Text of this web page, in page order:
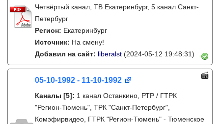
Четвёртый канал, ТВ Екатеринбург, 5 канал Санкт-
Петербург
Регион: Екатеринбург
Источник: На смену!
Добавил на сайт: liberalst (2024-05-12 19:48:31)
05-10-1992 - 11-10-1992
Каналы [5]: 1 канал Останкино, РТР / ГТРК
"Регион-Тюмень", ТРК "Санкт-Петербург",
Комэфирвидео, ГТРК "Регион-Тюмень" - Тюменское